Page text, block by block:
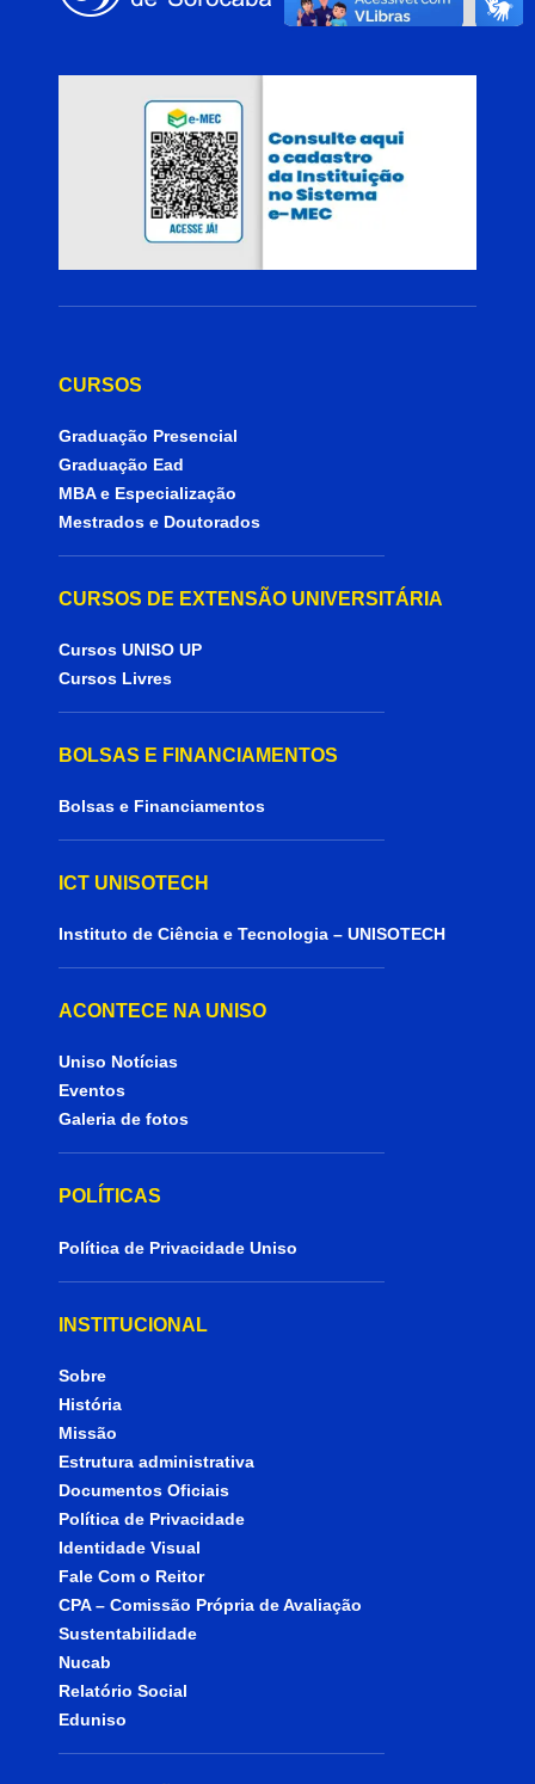
CURSOS
Graduação Presencial
Graduação Ead
MBA e Especialização
Mestrados e Doutorados
CURSOS DE EXTENSÃO UNIVERSITÁRIA
Cursos UNISO UP
Cursos Livres
BOLSAS E FINANCIAMENTOS
Bolsas e Financiamentos
ICT UNISOTECH
Instituto de Ciência e Tecnologia – UNISOTECH
ACONTECE NA UNISO
Uniso Notícias
Eventos
Galeria de fotos
POLÍTICAS
Política de Privacidade Uniso
INSTITUCIONAL
Sobre
História
Missão
Estrutura administrativa
Documentos Oficiais
Política de Privacidade
Identidade Visual
Fale Com o Reitor
CPA – Comissão Própria de Avaliação
Sustentabilidade
Nucab
Relatório Social
Eduniso